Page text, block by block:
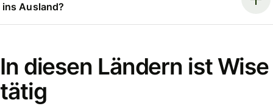
ins Ausland?
In diesen Ländern ist Wise
tätig